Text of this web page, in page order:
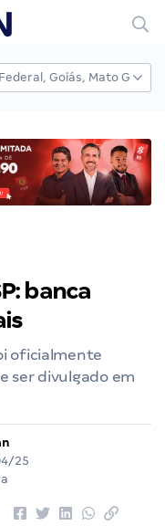
banca
oficialmente
ser divulgado em
25